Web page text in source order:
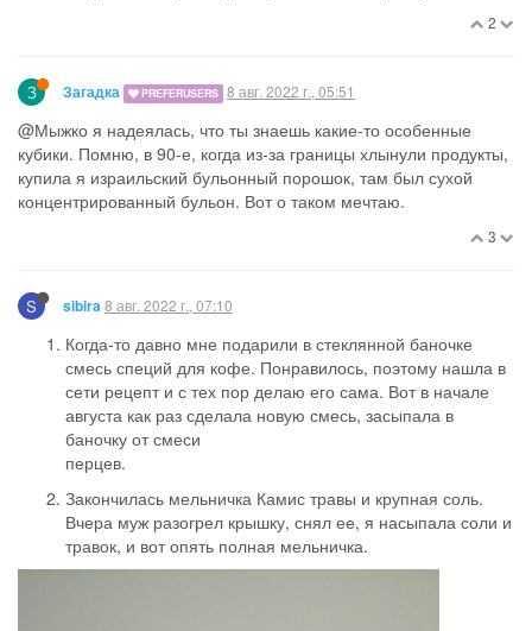
2
З Загадка PREFERUSERS 8 авг. 2022 г., 05:51
@Мыжко я надеялась, что ты знаешь какие-то особенные
кубики. Помню, в 90-е, когда из-за границы хлынули продукты,
купила я израильский бульонный порошок, там был сухой
концентрированный бульон. Вот о таком мечтаю.
3
S sibira 8 авг. 2022 г., 07:10
Когда-то давно мне подарили в стеклянной баночке
смесь специй для кофе. Понравилось, поэтому нашла в
сети рецепт и с тех пор делаю его сама. Вот в начале
августа как раз сделала новую смесь, засыпала в
баночку от смеси
перцев.
Закончилась мельничка Камис травы и крупная соль.
Вчера муж разогрел крышку, снял ее, я насыпала соли и
травок, и вот опять полная мельничка.